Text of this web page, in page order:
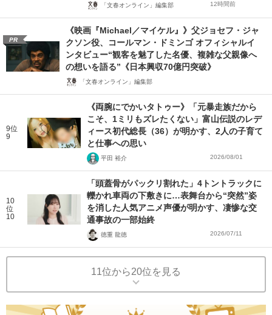
「文春オンライン」編集部 12時間前
PR
《映画『Michael／マイケル』》父ジョセフ・ジャ
クソン役、コールマン・ドミンゴ オフィシャルイ
ンタビュー“観客を魅了した名優、複雑な父親像へ
の想いを語る”《日本興収70億円突破》
「文春オンライン」編集部
9位
9
《両腕にでかいタトゥー》「元暴走族だから
こそ、1ミリもズレたくない」富山伝説のレデ
ィース初代総長（36）が明かす、2人の子育て
と仕事への思い
平田 裕介 2026/08/01
10
位
10
「頭蓋骨がパックリ割れた」4トントラックに
轢かれ車両の下敷きに…表舞台から“突然”姿
を消した人気アニメ声優が明かす、凄惨な交
通事故の一部始終
徳重 龍徳 2026/07/11
11位から20位を見る